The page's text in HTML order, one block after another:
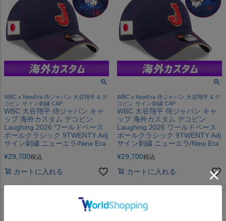
WBC x NewEra 侍ジャパン 大谷翔平 & デ
コピン サイン刺繍 CAP
WBC 大谷翔平 侍ジャパン キャ
ップ 海外カスタム デコピン
Laughing 2026 ワールドベース
ボールクラシック 9TWENTY Adj
サイン刺繍 ニューエラ/New Era
¥29,700税込
カートに入れる
WBC x NewEra 侍ジャパン 大谷翔平 & デ
コピン サイン刺繍 CAP
WBC 大谷翔平 侍ジャパン キャ
ップ 海外カスタム デコピン
Laughing 2026 ワールドベース
ボールクラシック 9TWENTY Adj
サイン刺繍 ニューエラ/New Era
¥29,700税込
カートに入れる